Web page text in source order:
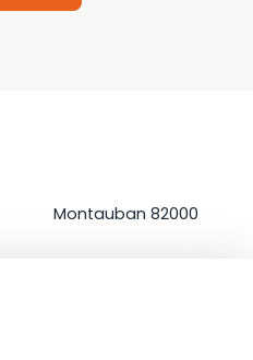
Montauban 82000